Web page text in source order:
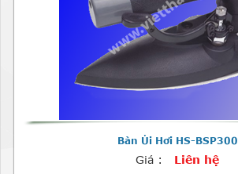
Bàn Ủi Hơi HS-BSP300
Giá : Liên hệ